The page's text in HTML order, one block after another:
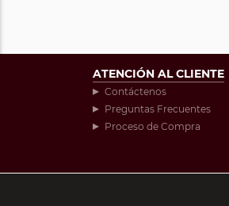
ATENCIÓN AL CLIENTE
Contáctenos
Preguntas Frecuentes
Proceso de Compra